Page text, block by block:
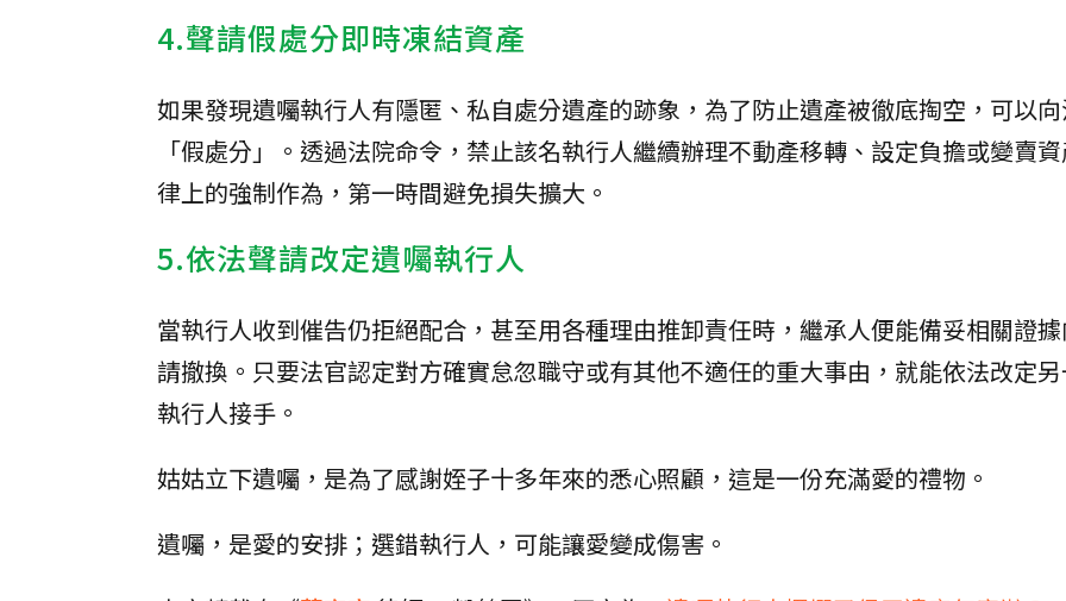
4.聲請假處分即時凍結資產
如果發現遺囑執行人有隱匿、私自處分遺產的跡象，為了防止遺產被徹底掏空，可以
「假處分」。透過法院命令，禁止該名執行人繼續辦理不動產移轉、設定負擔或變賣
律上的強制作為，第一時間避免損失擴大。
5.依法聲請改定遺囑執行人
當執行人收到催告仍拒絕配合，甚至用各種理由推卸責任時，繼承人便能備妥相關證
請撤換。只要法官認定對方確實怠忽職守或有其他不適任的重大事由，就能依法改定
執行人接手。
姑姑立下遺囑，是為了感謝姪子十多年來的悉心照顧，這是一份充滿愛的禮物。
遺囑，是愛的安排；選錯執行人，可能讓愛變成傷害。